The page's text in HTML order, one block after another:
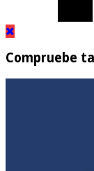
Compruebe